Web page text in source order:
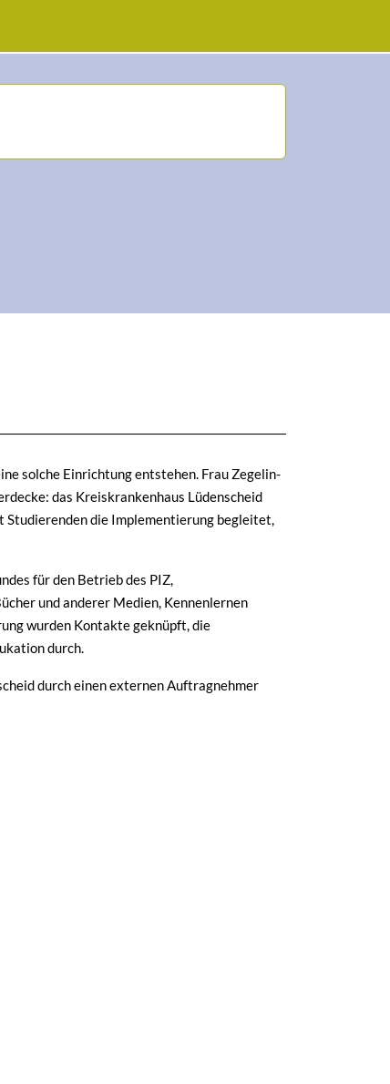
solche Einrichtung entstehen. Frau Zegelin-
das Kreiskrankenhaus Lüdenscheid
die Implementierung begleitet,
für den Betrieb des PIZ,
und anderer Medien, Kennenlernen
wurden Kontakte geknüpft, die
durch.
durch einen externen Auftragnehmer